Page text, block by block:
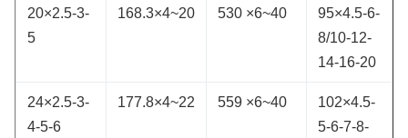
20×2.5-3-
5
168.3×4~20 530 ×6~40
95×4.5-6-
8/10-12-
14-16-20
24×2.5-3-
4-5-6
177.8×4~22 559 ×6~40
102×4.5-
5-6-7-8-